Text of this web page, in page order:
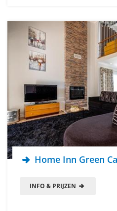
Home Inn Green
INFO & PRIJZEN